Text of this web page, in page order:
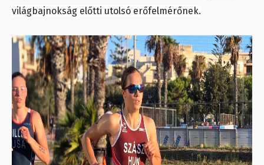
világbajnokság előtti utolsó erőfelmérőnek.